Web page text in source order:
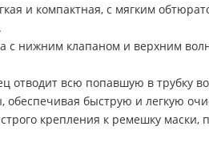
и компактная, с мягким
с нижним клапаном и верхним
отводит всю попавшую в трубку
обеспечивая быструю и легкую
крепления к ремешку маски,